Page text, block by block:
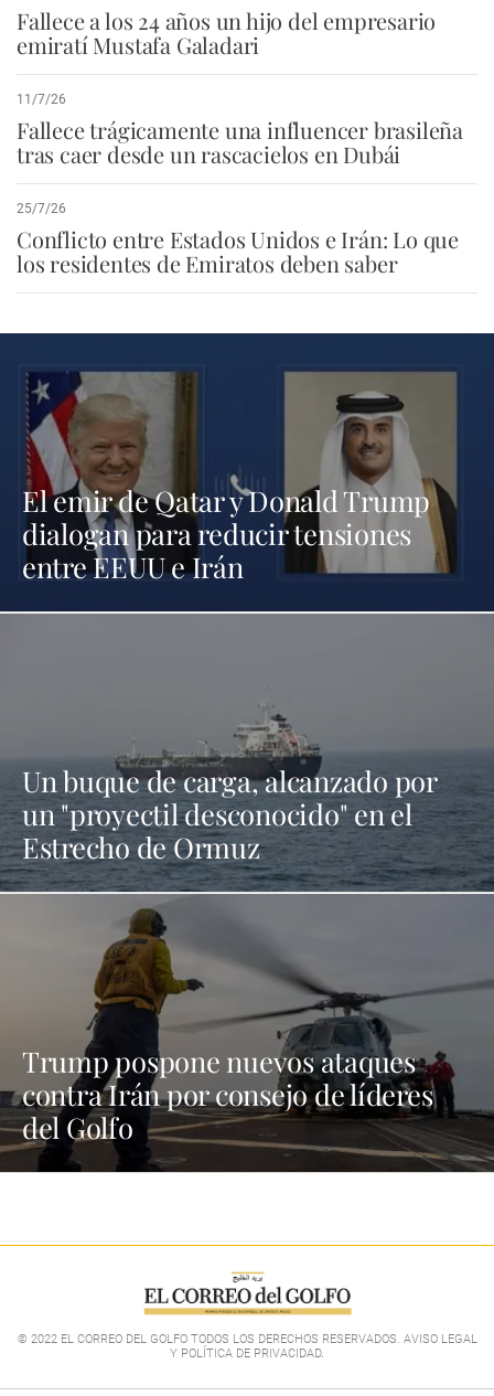
Fallece a los 24 años un hijo del empresario
emiratí Mustafa Galadari
11/7/26
Fallece trágicamente una influencer brasileña
tras caer desde un rascacielos en Dubái
25/7/26
Conflicto entre Estados Unidos e Irán: Lo que
los residentes de Emiratos deben saber
El emir de Qatar y Donald Trump
dialogan para reducir tensiones
entre EEUU e Irán
Un buque de carga, alcanzado por
un "proyectil desconocido" en el
Estrecho de Ormuz
Trump pospone nuevos ataques
contra Irán por consejo de líderes
del Golfo
© 2022 EL CORREO DEL GOLFO TODOS LOS DERECHOS RESERVADOS. AVISO LEGAL
Y POLÍTICA DE PRIVACIDAD.